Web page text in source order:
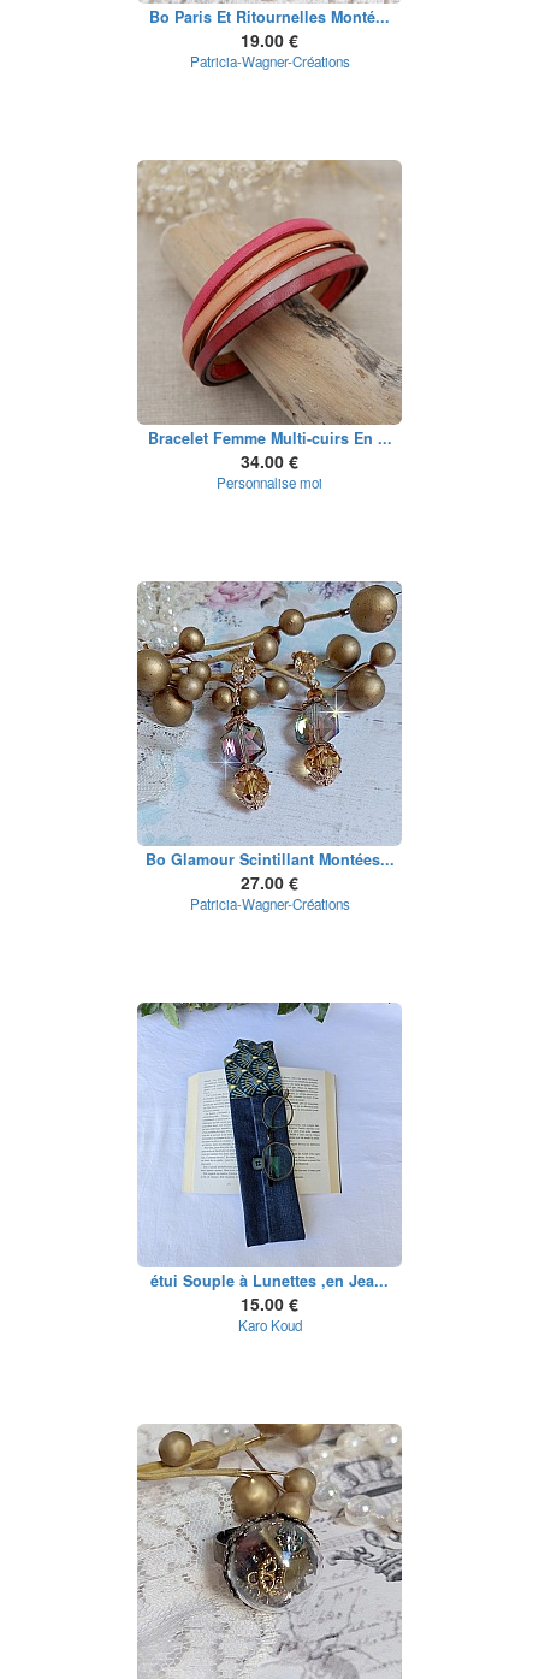
Bo Paris Et Ritournelles Monté...
19.00 €
Patricia-Wagner-Créations
Bracelet Femme Multi-cuirs En ...
34.00 €
Personnalise moi
Bo Glamour Scintillant Montées...
27.00 €
Patricia-Wagner-Créations
étui Souple à Lunettes ,en Jea...
15.00 €
Karo Koud